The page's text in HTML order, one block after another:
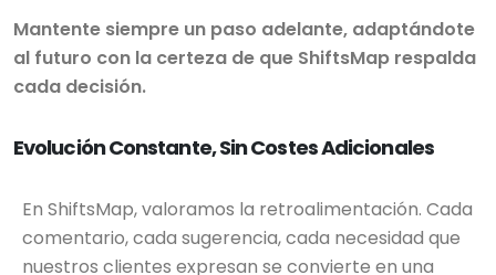
Mantente siempre un paso adelante, adaptándote
al futuro con la certeza de que ShiftsMap respalda
cada decisión.
Evolución Constante, Sin Costes Adicionales
En ShiftsMap, valoramos la retroalimentación. Cada
comentario, cada sugerencia, cada necesidad que
nuestros clientes expresan se convierte en una